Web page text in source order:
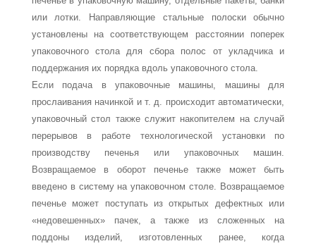
или лотки. Направляющие стальные полоски обычно
установлены на соответ­ствующем расстоянии поперек
упаковочного стола для сбора полос от укладчика и
поддержания их порядка вдоль упаковочного стола.
Если подача в упаковочные машины, машины для
прослаивания начинкой и т. д. происходит автоматически,
упаковочный стол также служит накопителем на случай
перерывов в работе технологической установки по
производству печенья или упако­вочных машин.
Возвращаемое в оборот печенье также может быть
введено в систему на упаковочном столе. Возвращаемое
печенье может поступать из открытых дефект­ных или
«недовешенных» пачек, а также из сложенных на
поддоны изделий, изготов­ленных ранее, когда